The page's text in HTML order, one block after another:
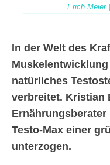
Erich Meier|
In der Welt des
natürliches
verbreitet. Kristian
Testo-Max einer
unterzogen.